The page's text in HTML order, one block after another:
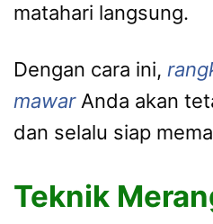
matahari langsung.
Dengan cara ini,
mawarAnda akan
dan selalu siap
Teknik